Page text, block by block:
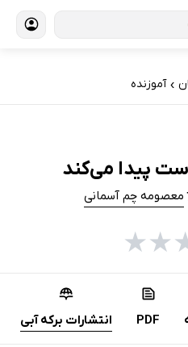
› آموزنده
پیدا می‌کند
معصومه چم آسمانی
★
★
PDF انتشارات برکه آبی